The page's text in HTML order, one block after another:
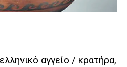
αγγείο / κρατήρα,